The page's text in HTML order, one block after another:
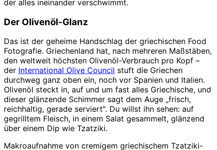
der alles ineinander verschwimmt.
Der Olivenöl-Glanz
Das ist der geheime Handschlag der griechischen Food
Fotografie. Griechenland hat, nach mehreren Maßstäben,
den weltweit höchsten Olivenöl-Verbrauch pro Kopf –
der International Olive Council stuft die Griechen
durchweg ganz oben ein, noch vor Spanien und Italien.
Olivenöl steckt in, auf und um fast alles Griechische, und
dieser glänzende Schimmer sagt dem Auge „frisch,
reichhaltig, gerade serviert". Du willst ihn sehen: auf
gegrilltem Fleisch, in einem Salat gesammelt, glänzend
über einem Dip wie Tzatziki.
Makroaufnahme von cremigem griechischem Tzatziki-